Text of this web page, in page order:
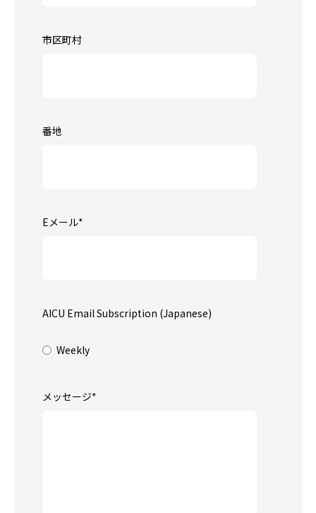
市区町村
番地
Eメール*
AICU Email Subscription (Japanese)
Weekly
メッセージ*